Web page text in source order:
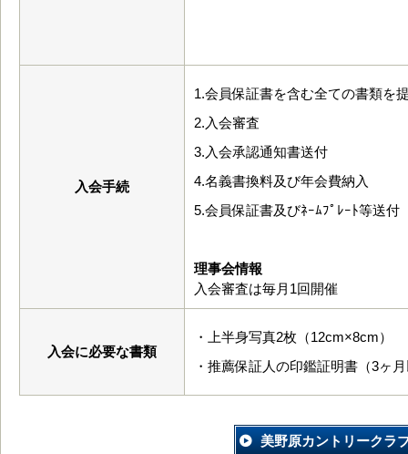
入会手続
1.会員保証書を含む全ての書類を
2.入会審査
3.入会承認通知書送付
4.名義書換料及び年会費納入
5.会員保証書及びﾈｰﾑﾌﾟﾚｰﾄ等送付
理事会情報
入会審査は毎月1回開催
入会に必要な書類
・上半身写真2枚（12cm×8cm）
・推薦保証人の印鑑証明書（3ヶ
美野原カントリークラ